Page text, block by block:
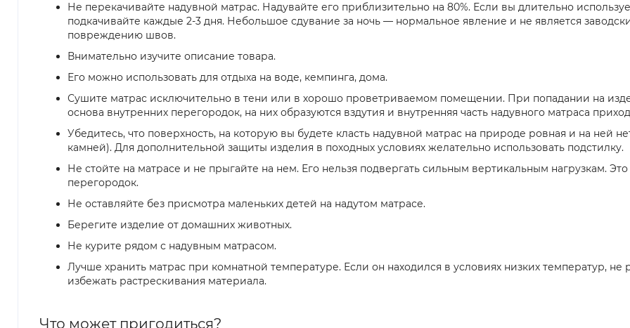
Не перекачивайте надувной матрас. Надувайте его приблизительно на 80%. Если вы длительно
подкачивайте каждые 2-3 дня. Небольшое сдувание за ночь — нормальное явление и не является
повреждению швов.
Внимательно изучите описание товара.
Его можно использовать для отдыха на воде, кемпинга, дома.
Сушите матрас исключительно в тени или в хорошо проветриваемом помещении. При попадании на
основа внутренних перегородок, на них образуются вздутия и внутренняя часть надувного матраса
Убедитесь, что поверхность, на которую вы будете класть надувной матрас на природе ровная и на ней
камней). Для дополнительной защиты изделия в походных условиях желательно использовать подстилку.
Не стойте на матрасе и не прыгайте на нем. Его нельзя подвергать сильным вертикальным нагрузкам.
перегородок.
Не оставляйте без присмотра маленьких детей на надутом матрасе.
Берегите изделие от домашних животных.
Не курите рядом с надувным матрасом.
Лучше хранить матрас при комнатной температуре. Если он находился в условиях низких температур, не
избежать растрескивания материала.
Что может пригодиться?